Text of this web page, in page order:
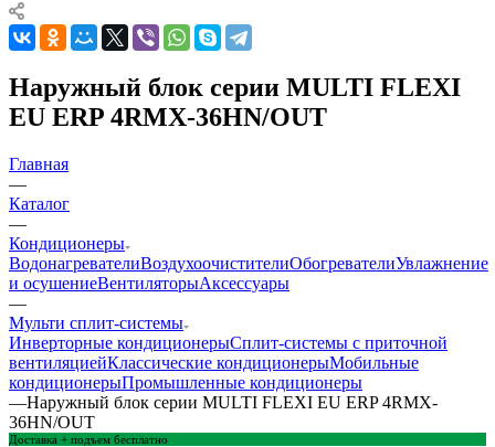
Наружный блок серии MULTI FLEXI
EU ERP 4RMX-36HN/OUT
Главная
—
Каталог
—
Кондиционеры
ВодонагревателиВоздухоочистителиОбогревателиУвлажнение
и осушениеВентиляторыАксессуары
—
Мульти сплит-системы
Инверторные кондиционерыСплит-системы с приточной
вентиляциейКлассические кондиционерыМобильные
кондиционерыПромышленные кондиционеры
—Наружный блок серии MULTI FLEXI EU ERP 4RMX-
36HN/OUT
Доставка + подъем бесплатно